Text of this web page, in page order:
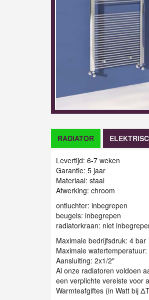
RADIATOR
Levertijd: 6-7 weken
Garantie: 5 jaar
Materiaal: staal
Afwerking: chroom
ontluchter: inbegrepen
beugels: inbegrepen
radiatorkraan: niet
Maximale bedrijfsdruk: 4 bar
Maximale watertemperatuur:
Aansluiting: 2x1/2"
Al onze radiatoren voldoen
een verplichte vereiste voor
Warmteafgiftes (in Watt bij